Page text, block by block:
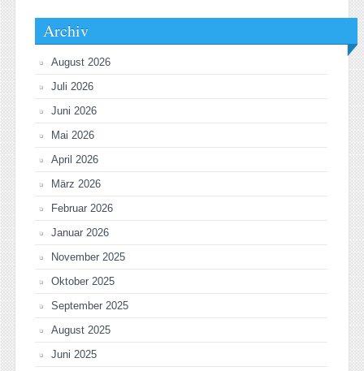
Archiv
August 2026
Juli 2026
Juni 2026
Mai 2026
April 2026
März 2026
Februar 2026
Januar 2026
November 2025
Oktober 2025
September 2025
August 2025
Juni 2025